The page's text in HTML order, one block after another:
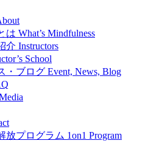
は What’s Mindfulness
介 Instructors
School
・ブログ Event, News, Blog
放プログラム 1on1 Program